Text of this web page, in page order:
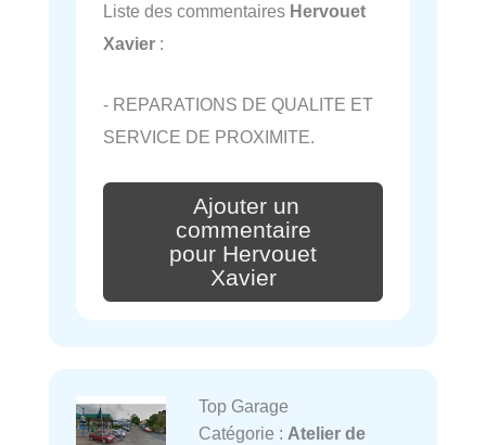
Liste des commentaires Hervouet
Xavier :
- REPARATIONS DE QUALITE ET
SERVICE DE PROXIMITE.
Ajouter un
commentaire
pour Hervouet
Xavier
Top Garage
Catégorie : Atelier de